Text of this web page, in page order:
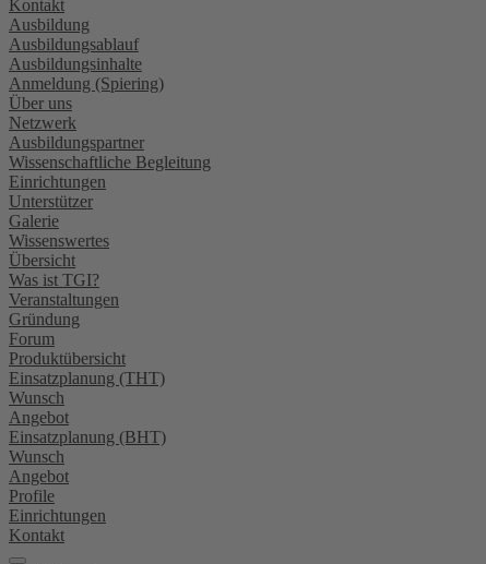
Kontakt
Ausbildung
Ausbildungsablauf
Ausbildungsinhalte
Anmeldung (Spiering)
Über uns
Netzwerk
Ausbildungspartner
Wissenschaftliche Begleitung
Einrichtungen
Unterstützer
Galerie
Wissenswertes
Übersicht
Was ist TGI?
Veranstaltungen
Gründung
Forum
Produktübersicht
Einsatzplanung (THT)
Wunsch
Angebot
Einsatzplanung (BHT)
Wunsch
Angebot
Profile
Einrichtungen
Kontakt